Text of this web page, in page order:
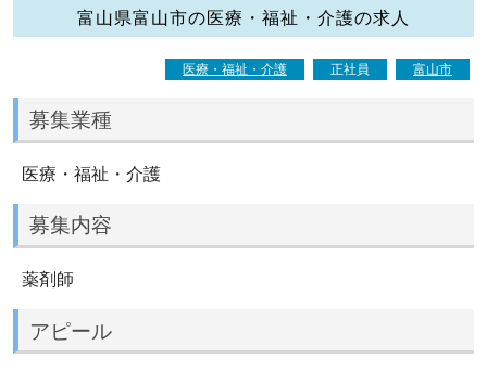
富山県富山市の医療・福祉・介護の求人
医療・福祉・介護 正社員 富山市
募集業種
医療・福祉・介護
募集内容
薬剤師
アピール